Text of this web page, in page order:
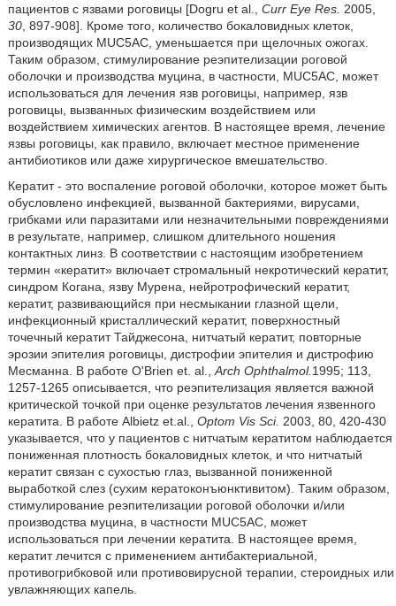
пациентов с язвами роговицы [Dogru et al., Curr Eye Res. 2005,
30, 897-908]. Кроме того, количество бокаловидных клеток,
производящих MUC5AC, уменьшается при щелочных ожогах.
Таким образом, стимулирование реэпителизации роговой
оболочки и производства муцина, в частности, MUC5AC, может
использоваться для лечения язв роговицы, например, язв
роговицы, вызванных физическим воздействием или
воздействием химических агентов. В настоящее время, лечение
язвы роговицы, как правило, включает местное применение
антибиотиков или даже хирургическое вмешательство.
Кератит - это воспаление роговой оболочки, которое может быть
обусловлено инфекцией, вызванной бактериями, вирусами,
грибками или паразитами или незначительными повреждениями
в результате, например, слишком длительного ношения
контактных линз. В соответствии с настоящим изобретением
термин «кератит» включает стромальный некротический кератит,
синдром Когана, язву Мурена, нейротрофический кератит,
кератит, развивающийся при несмыкании глазной щели,
инфекционный кристаллический кератит, поверхностный
точечный кератит Тайджесона, нитчатый кератит, повторные
эрозии эпителия роговицы, дистрофии эпителия и дистрофию
Месманна. В работе O'Brien et. al., Arch Ophthalmol. 1995; 113,
1257-1265 описывается, что реэпителизация является важной
критической точкой при оценке результатов лечения язвенного
кератита. В работе Albietz et.al., Optom Vis Sci. 2003, 80, 420-430
указывается, что у пациентов с нитчатым кератитом наблюдается
пониженная плотность бокаловидных клеток, и что нитчатый
кератит связан с сухостью глаз, вызванной пониженной
выработкой слез (сухим кератоконъюнктивитом). Таким образом,
стимулирование реэпителизации роговой оболочки и/или
производства муцина, в частности MUC5AC, может
использоваться при лечении кератита. В настоящее время,
кератит лечится с применением антибактериальной,
противогрибковой или противовирусной терапии, стероидных или
увлажняющих капель.